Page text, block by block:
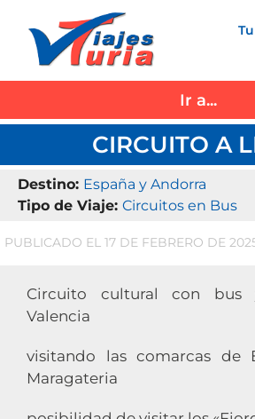
contenido
Ir a...
CIRCUITO A
Destino: España y Andorra
Tipo de Viaje: Circuitos en Bus
PUBLICADO EL 17 DE FEBRERO DE
Circuito cultural con bus
Valencia
visitando las comarcas de
Maragateria